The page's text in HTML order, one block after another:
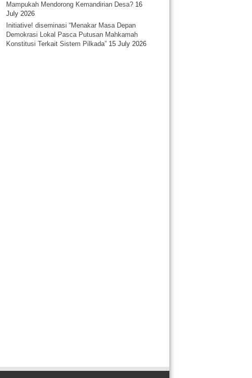
Mampukah Mendorong Kemandirian Desa? 16
July 2026
Initiative! diseminasi “Menakar Masa Depan
Demokrasi Lokal Pasca Putusan Mahkamah
Konstitusi Terkait Sistem Pilkada” 15 July 2026